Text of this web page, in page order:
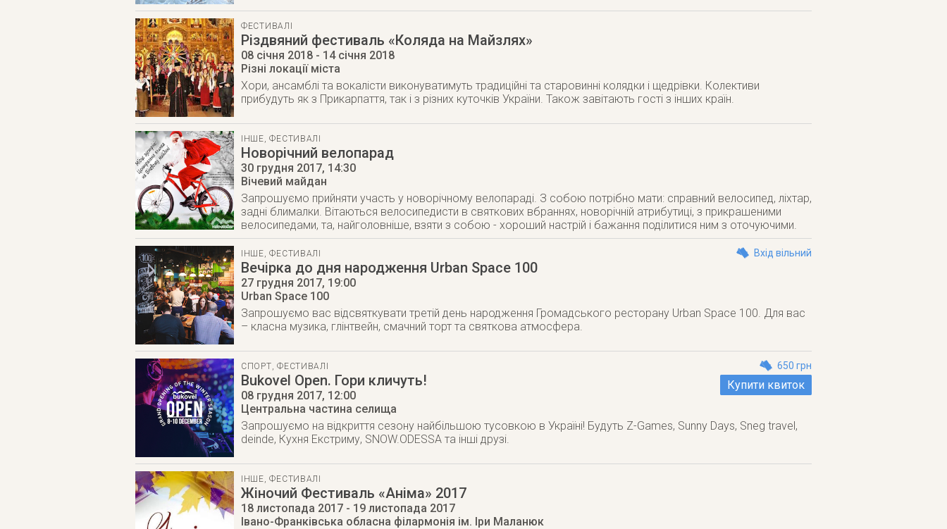
ФЕСТИВАЛІ
Різдвяний фестиваль «Коляда на Майзлях»
08 січня 2018 - 14 січня 2018
Різні локації міста
Хори, ансамблі та вокалісти виконуватимуть традиційні та старовинні колядки і щедрівки. Колективи
прибудуть як з Прикарпаття, так і з різних куточків України. Також завітають гості з інших країн.
ІНШЕ,ФЕСТИВАЛІ
Новорічний велопарад
30 грудня 2017, 14:30
Вічевий майдан
Запрошуємо прийняти участь у новорічному велопараді. З собою потрібно мати: справний велосипед, ліхтар,
задні блималки. Вітаються велосипедисти в святкових вбраннях, новорічній атрибутиці, з прикрашеними
велосипедами, та, найголовніше, взяти з собою - хороший настрій і бажання поділитися ним з оточуючими.
ІНШЕ,ФЕСТИВАЛІ Вхід вільний
Вечірка до дня народження Urban Space 100
27 грудня 2017, 19:00
Urban Space 100
Запрошуємо вас відсвяткувати третій день народження Громадського ресторану Urban Space 100. Для вас
– класна музика, глінтвейн, смачний торт та святкова атмосфера.
СПОРТ,ФЕСТИВАЛІ 650 грн
Купити квиток
Bukovel Open. Гори кличуть!
08 грудня 2017, 12:00
Центральна частина селища
Запрошуємо на відкриття сезону найбільшою тусовкою в Україні! Будуть Z-Games, Sunny Days, Sneg travel,
deinde, Кухня Екстриму, SNOW.ODESSA та інші друзі.
ІНШЕ,ФЕСТИВАЛІ
Жіночий Фестиваль «Аніма» 2017
18 листопада 2017 - 19 листопада 2017
Івано-Франківська обласна філармонія ім. Іри Маланюк